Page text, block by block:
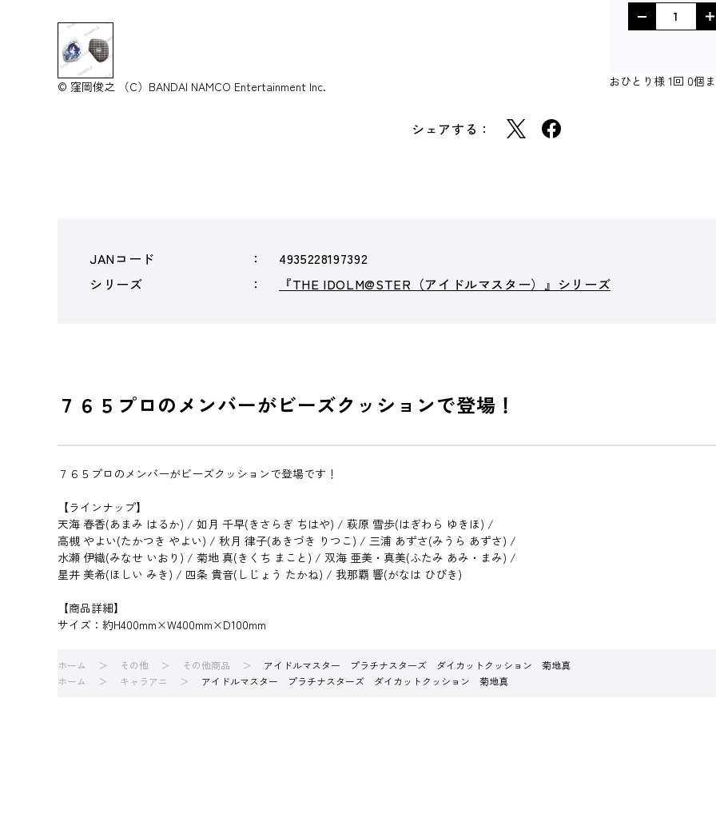
© 窪岡俊之 （C）BANDAI NAMCO Entertainment Inc.
シェアする：
おひとり様 1回 0個
JANコード
4935228197392
シリーズ
『THE IDOLM@STER（アイドルマスター）』シリーズ
７６５プロのメンバーがビーズクッションで登場！
７６５プロのメンバーがビーズクッションで登場です！
【ラインナップ】
天海 春香(あまみ はるか) / 如月 千早(きさらぎ ちはや) / 萩原 雪歩(はぎわら ゆきほ) /
高槻 やよい(たかつき やよい) / 秋月 律子(あきづき りつこ) / 三浦 あずさ(みうら あずさ) /
水瀬 伊織(みなせ いおり) / 菊地 真(きくち まこと) / 双海 亜美・真美(ふたみ あみ・まみ) /
星井 美希(ほしい みき) / 四条 貴音(しじょう たかね) / 我那覇 響(がなは ひびき)
【商品詳細】
サイズ：約H400mm×W400mm×D100mm
ホーム その他 その他商品
アイドルマスター プラチナスターズ ダイカットクッション 菊地真
ホーム
キャラアニ アイドルマスター プラチナスターズ ダイカットクッション 菊地真